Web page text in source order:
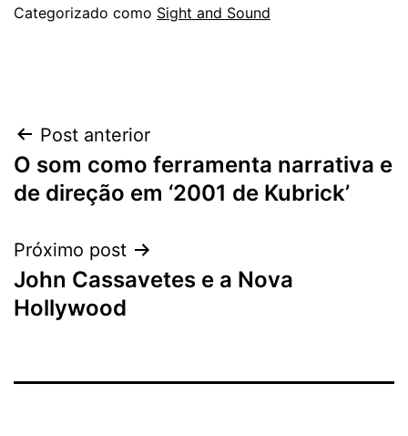
Categorizado como Sight and Sound
Navegação
de
Post anterior
O som como ferramenta narrativa e
de direção em ‘2001 de Kubrick’
Próximo post
John Cassavetes e a Nova
Hollywood